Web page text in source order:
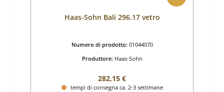
Haas-Sohn Bali 296.17 vetro
Numero di prodotto: 01044070
Produttore: Haas-Sohn
Prezzo normale:
282,15 €
tempi di consegna ca. 2-3 settimane